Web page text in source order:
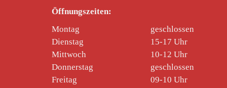
Öffnungszeiten:
Montag
Dienstag
Mittwoch
Donnerstag
Freitag
geschlossen
15-17 Uhr
10-12 Uhr
geschlossen
09-10 Uhr